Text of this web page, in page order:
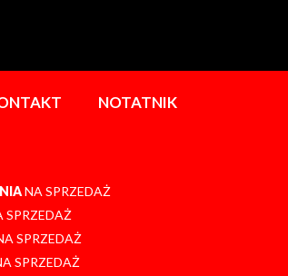
NOTATNIK
NA SPRZEDAŻ
SPRZEDAŻ
SPRZEDAŻ
SPRZEDAŻ